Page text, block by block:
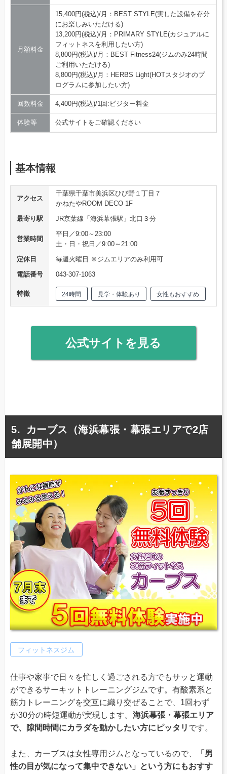
月額料金
15,400円(税込)/月：BEST STYLE(実した設備を存分
にお楽しみいただける)
13,200円(税込)/月：PRIMARY STYLE(カジュアルに
フィットネスを利用したい方)
8,800円(税込)/月：BEST Fitness24(ジムのみ24時間
ご利用いただける)
8,800円(税込)/月：HERBS Light(HOTスタジオのプ
ログラムに参加したい方)
回数料金 4,400円(税込)/1回:ビジター料金
体験等 公式サイトをご確認ください
基本情報
アクセス
千葉県千葉市美浜区ひび野１丁目７
かねたやROOM DECO 1F
最寄り駅
JR京葉線「海浜幕張駅」北口３分
営業時間
平日／9:00～23:00
土・日・祝日／9:00～21:00
定休日
毎週火曜日 ※ジムエリアのみ利用可
電話番号
043-307-1063
特徴 24時間 見学・体験あり 女性もおすすめ
公式サイトを見る
カーブス（海浜幕張・幕張エリアで2店
舗展開中）
フィットネスジム
仕事や家事で日々を忙しく過ごされる方でもサッと運動
ができるサーキットトレーニングジムです。有酸素系と
筋力トレーニングを交互に織り交ぜることで、1回わず
か30分の時短運動が実現します。 海浜幕張・幕張エリア
で、隙間時間にカラダを動かしたい方にピッタリ です。
また、カーブスは女性専用ジムとなっているので、
「男
性の目が気になって集中できない」という方にもおすす